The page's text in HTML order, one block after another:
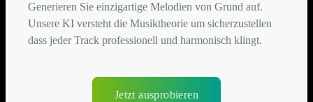
Generieren Sie einzigartige Melodien von Grund auf.
Unsere KI versteht die Musiktheorie um sicherzustellen
dass jeder Track professionell und harmonisch klingt.
Jetzt ausprobieren